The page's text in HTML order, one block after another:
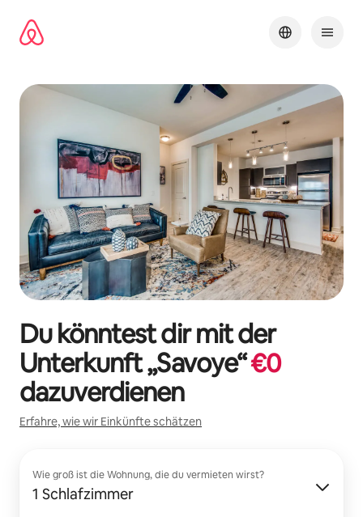
Inhalten
springen
Du könntest dir mit der
Unterkunft „Savoye“€0
dazuverdienen
Erfahre, wie wir Einkünfte schätzen
Wie groß ist die Wohnung, die du vermieten wirst?
1 Schlafzimmer